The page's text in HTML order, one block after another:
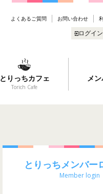
よくあるご質問 お問い合わせ
ログイン
とりっちカフェ
Torich Cafe
メ
とりっちメンバー
Member login